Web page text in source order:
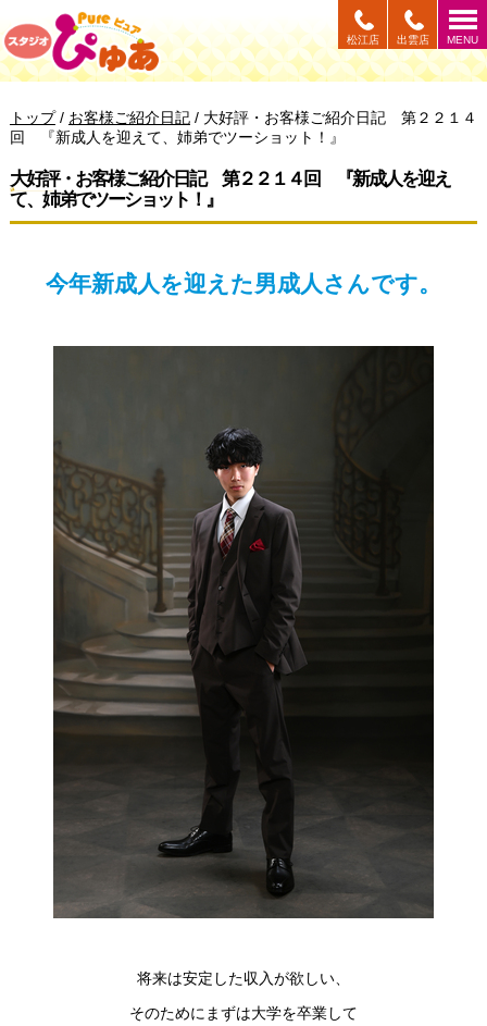
このページの本文へ
MENU
出雲店
松江店
現
在
位
置：
トップ/ お客様ご紹介日記/ 大好評・お客様ご紹介日記 第２２１４
回 『新成人を迎えて、姉弟でツーショット！』
大好評・お客様ご紹介日記 第２２１４回 『新成人を迎え
て、姉弟でツーショット！』
今年新成人を迎えた男成人さんです。
将来は安定した収入が欲しい、
そのためにまずは大学を卒業して